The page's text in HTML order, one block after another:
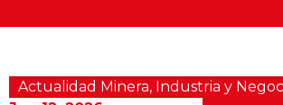
Actualidad Minera
Minería Superficie
Actualidad Minera, Industria y